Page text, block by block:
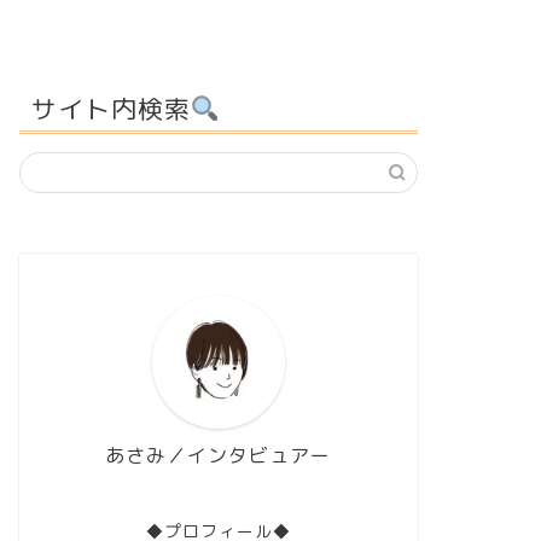
サイト内検索
あさみ／インタビュアー
◆プロフィール◆